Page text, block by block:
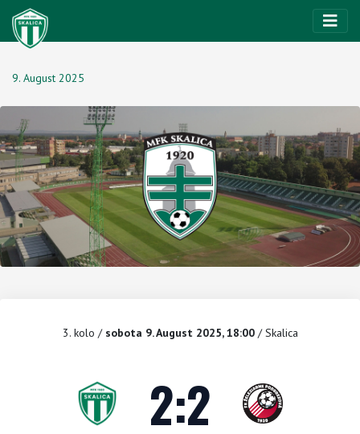
9. August 2025
3. kolo / sobota 9. August 2025, 18:00 / Skalica
2:2